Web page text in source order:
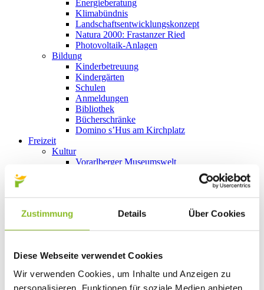
Zustimmung Details Über Cookies
Diese Webseite verwendet Cookies
Wir verwenden Cookies, um Inhalte und Anzeigen zu
personalisieren, Funktionen für soziale Medien anbieten
Energieberatung
Klimabündnis
Landschaftsentwicklungskonzept
Natura 2000: Frastanzer Ried
Photovoltaik-Anlagen
Bildung
Kinderbetreuung
Kindergärten
Schulen
Anmeldungen
Bibliothek
Bücherschränke
Domino s’Hus am Kirchplatz
Freizeit
Kultur
Vorarlberger Museumswelt
Essen und Trinken in Frastanz
Wandern in Frastanz
Spiel- und Sportstätten